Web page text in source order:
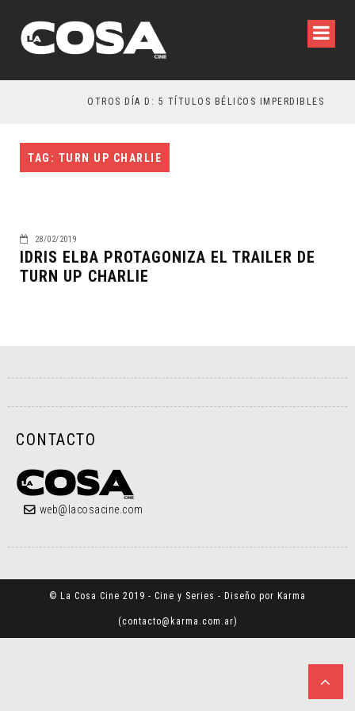
OTROS DÍA D: 5 TÍTULOS BÉLICOS IMPERDIBLES
TAG: TURN UP CHARLIE
28/02/2019
IDRIS ELBA PROTAGONIZA EL TRAILER DE
TURN UP CHARLIE
CONTACTO
web@lacosacine.com
© La Cosa Cine 2019 - Cine y Series - Diseño por Karma
(contacto@karma.com.ar)